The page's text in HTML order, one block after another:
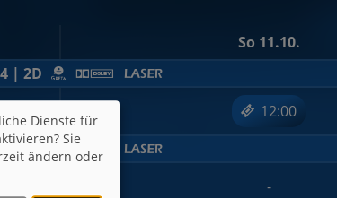
So 11.10.
12:00
-
| 2D
| 2D
Dienste für
Sie
ändern oder